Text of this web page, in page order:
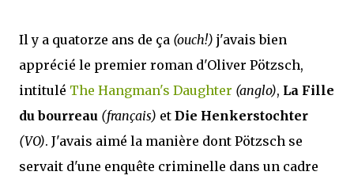
Il y a quatorze ans de ça (ouch!) j'avais bien
apprécié le premier roman d'Oliver Pötzsch,
intitulé The Hangman's Daughter (anglo), La Fille
du bourreau (français) et Die Henkerstochter
(VO). J'avais aimé la manière dont Pötzsch se
servait d'une enquête criminelle dans un cadre